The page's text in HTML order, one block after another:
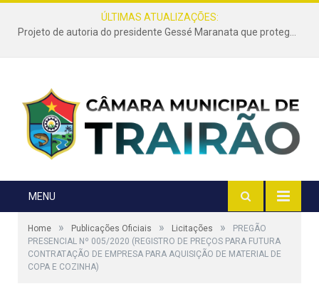
ÚLTIMAS ATUALIZAÇÕES:
Projeto de autoria do presidente Gessé Maranata que protege as estradas vicinais de Trairão é transformado em lei
MENU
Home » Publicações Oficiais » Licitações »
PREGÃO
PRESENCIAL Nº 005/2020 (REGISTRO DE PREÇOS PARA FUTURA
CONTRATAÇÃO DE EMPRESA PARA AQUISIÇÃO DE MATERIAL DE
COPA E COZINHA)